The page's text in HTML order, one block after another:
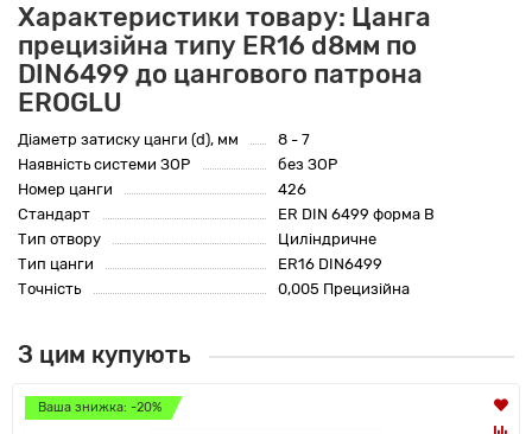
Характеристики товару: Цанга
прецизійна типу ER16 d8мм по
DIN6499 до цангового патрона
EROGLU
Діаметр затиску цанги (d), мм
8 - 7
Наявність системи ЗОР
без ЗОР
Номер цанги
426
Стандарт
ER DIN 6499 форма B
Тип отвору
Циліндричне
Тип цанги
ER16 DIN6499
Точність
0,005 Прецизійна
З цим купують
Ваша знижка: -20%